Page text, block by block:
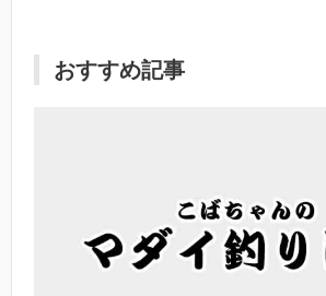
おすすめ記事